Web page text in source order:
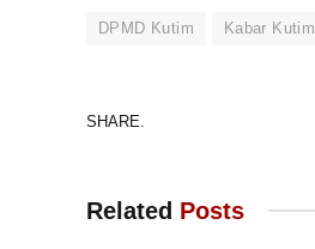
DPMD Kutim Kabar Kutim
SHARE.
Related Posts